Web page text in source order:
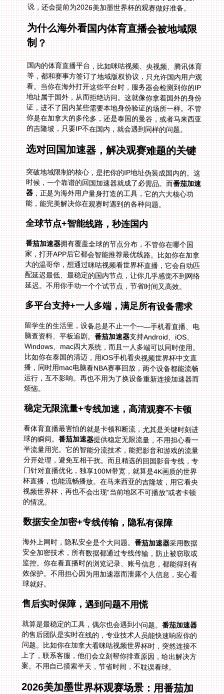
说，还会提前为2026美加墨世界杯的观赛做好准备。
为什么海外看国内体育直播会被地域限
制？
国内的体育直播平台，比如咪咕视频、央视频、腾讯体育
等，都和赛事方签订了地域版权协议，只允许国内用户观
看。当你在海外打开这些平台时，服务器会检测到你的IP
地址属于国外，从而拒绝访问。这就像你拿着国外的身份
证，进不了国内某些需要本地身份验证的场所一样。不管
你是在加拿大的多伦多，还是泰国的曼谷，或者马来西亚
的吉隆坡，只要IP不在国内，就会遇到同样的问题。
选对回国加速器，解决观赛难题的关键
突破地域限制的核心，是把你的IP地址伪装成国内的。这
时候，一个靠谱的回国加速器就成了必需品。而番茄加速
器，正是为海外用户量身打造的工具，它的六大核心功
能，能完美解决你在观赛时遇到的各种问题。
全球节点+智能线路，秒连国内
番茄加速器拥有覆盖全球的节点分布，不管你在哪个国
家，打开APP后它都会智能推荐最优线路。比如你在加拿
大的温哥华，想通过咪咕视频看世界杯直播，它会自动匹
配延迟最低、最稳定的国内节点，让你几乎感觉不到网络
延迟。不用你手动一个个试节点，节省时间又高效。
多平台支持+一人多端，满足所有设备需求
留学生的生活里，设备总是不止一个——手机看直播、电
脑查资料、平板追剧。番茄加速器支持Android、iOS、
Windows、mac四大系统，而且一人多端可以同时使用。
比如你在泰国的清迈，用iOS手机看央视频世界杯中文直
播，同时用mac电脑看NBA赛事回放，两个设备都能流畅
运行，互不影响。再也不用为了换设备重新连接加速器而
烦恼。
稳定无限流量+专线加速，高清观赛不卡顿
看体育直播最害怕的就是卡顿和断流，尤其是关键时刻进
球的瞬间。番茄加速器提供稳定无限流量，不用担心看一
半流量用完。它的智能分流技术，能把影音和游戏的流量
分开处理，避免互相干扰。而且精选的回国影音专线，专
门针对直播优化，独享100M带宽，就算是4K画质的世界
杯直播，也能流畅播放。在马来西亚的吉隆坡，用它看央
视频世界杯，再也不会出现“当前地区不可播放”或者卡顿
的情况。
数据安全加密+专线传输，隐私有保障
海外上网时，隐私安全是个大问题。番茄加速器采用数据
安全加密技术，所有数据都通过专线传输，防止被窃取或
监控。你在看直播时的浏览记录、账号信息，都能得到有
效保护。不用担心因为用加速器而泄露个人信息，安心看
球就好。
售后实时保障，遇到问题不用慌
就算是最稳定的工具，偶尔也会遇到小问题。番茄加速器
的售后团队是实时在线的，专业技术人员能快速响应你的
问题。比如你在加拿大看咪咕视频世界杯时，突然连接不
上了，联系客服，他们会立刻帮你排查原因，给出解决方
案。不用自己摸索半天，节省时间，不耽误看球。
2026美加墨世界杯观赛场景：用番茄加